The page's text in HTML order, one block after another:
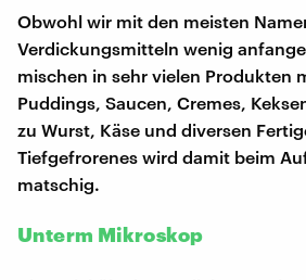
Obwohl wir mit den meisten
Verdickungsmitteln wenig
mischen in sehr vielen Produkten
Puddings, Saucen, Cremes,
zu Wurst, Käse und diversen
Tiefgefrorenes wird damit beim
matschig.
Unterm Mikroskop